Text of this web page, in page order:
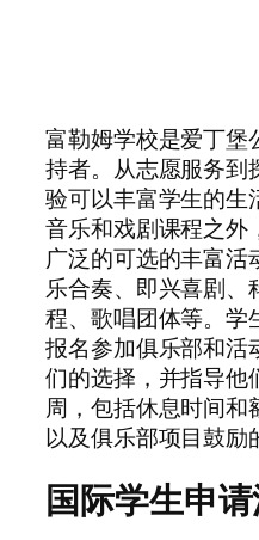
富勒姆学校是爱丁堡
持者。从志愿服务到
验可以丰富学生的生
音乐和戏剧课程之外
广泛的可选的丰富
乐合奏、即兴喜剧、
程、歌唱团体等。学
报名参加俱乐部和活
们的选择，并指导他
周，包括休息时间和
以及俱乐部项目鼓励
国际学生申